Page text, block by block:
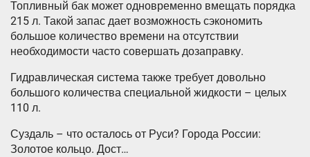
Топливный бак может одновременно вмещать порядка
215 л. Такой запас дает возможность сэкономить
большое количество времени на отсутствии
необходимости часто совершать дозаправку.
Гидравлическая система также требует довольно
большого количества специальной жидкости – целых
110 л.
Суздаль – что осталось от Руси? Города России:
Золотое кольцо. Дост…